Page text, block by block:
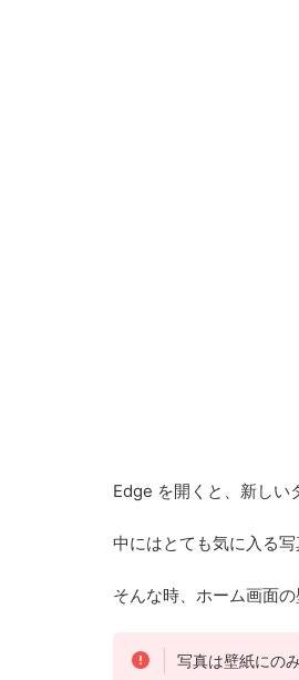
Edge を開くと、新しい
中にはとても気に入る写
そんな時、ホーム画面
写真は壁紙にの